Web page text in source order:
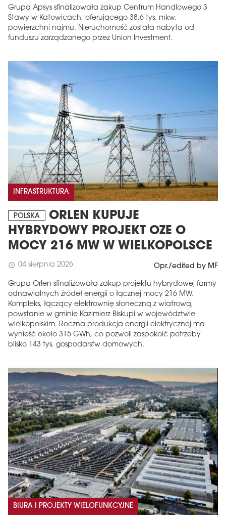
Grupa Apsys sfinalizowała zakup Centrum Handlowego 3
Stawy w Katowicach, oferującego 38,6 tys. mkw.
powierzchni najmu. Nieruchomość została nabyta od
funduszu zarządzanego przez Union Investment.
INFRASTRUKTURA
POLSKA
ORLEN KUPUJE
HYBRYDOWY PROJEKT OZE O
MOCY 216 MW W WIELKOPOLSCE
schedule 04 sierpnia 2026 Opr./edited by MF
Grupa Orlen sfinalizowała zakup projektu hybrydowej farmy
odnawialnych źródeł energii o łącznej mocy 216 MW.
Kompleks, łączący elektrownię słoneczną z wiatrową,
powstanie w gminie Kazimierz Biskupi w województwie
wielkopolskim. Roczna produkcja energii elektrycznej ma
wynieść około 315 GWh, co pozwoli zaspokoić potrzeby
blisko 143 tys. gospodarstw domowych.
BIURA I PROJEKTY WIELOFUNKCYJNE
MAGAZYN
Wydanie 6 (308)
CZERWIEC 2026
Więcej w tym wydaniu
arrow_forward
Zamów teraz!